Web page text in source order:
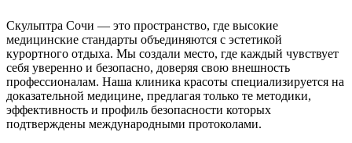
Скульптра Сочи — это пространство, где высокие
медицинские стандарты объединяются с эстетикой
курортного отдыха. Мы создали место, где каждый чувствует
себя уверенно и безопасно, доверяя свою внешность
профессионалам. Наша клиника красоты специализируется на
доказательной медицине, предлагая только те методики,
эффективность и профиль безопасности которых
подтверждены международными протоколами.